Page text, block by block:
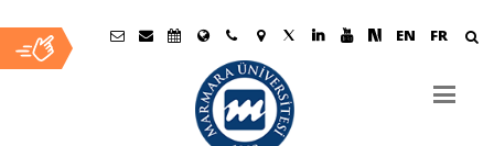
EN FR